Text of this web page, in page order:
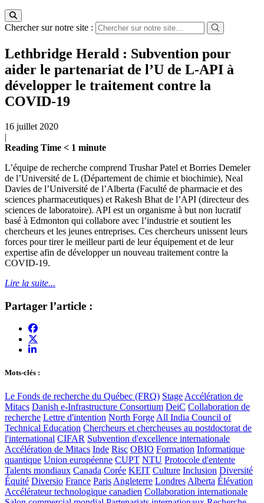
Chercher sur notre site :
Lethbridge Herald : Subvention pour
aider le partenariat de l’U de L-API à
développer le traitement contre la
COVID-19
16 juillet 2020
|
Reading Time < 1 minute
L’équipe de recherche comprend Trushar Patel et Borries Demeler
de l’Université de L (Département de chimie et biochimie), Neal
Davies de l’Université de l’Alberta (Faculté de pharmacie et des
sciences pharmaceutiques) et Rakesh Bhat de l’API (directeur des
sciences de laboratoire). API est un organisme à but non lucratif
basé à Edmonton qui collabore avec l’industrie et soutient les
chercheurs et les jeunes entreprises. Ces chercheurs unissent leurs
forces pour tirer le meilleur parti de leur équipement et de leur
expertise afin de développer un nouveau traitement contre la
COVID-19.
Lire la suite...
Partager l’article :
Mots-clés :
Le Fonds de recherche du Québec (FRQ) Stage Accélération de
Mitacs Danish e-Infrastructure Consortium DeiC Collaboration de
recherche Lettre d'intention North Forge All India Council of
Technical Education Chercheurs et chercheuses au postdoctorat de
l'international CIFAR Subvention d'excellence internationale
Accélération de Mitacs Inde Risc OBIO Formation Informatique
quantique Union européenne CUPT NTU Protocole d'entente
Talents mondiaux Canada Corée KEIT Culture Inclusion Diversité
Équité Diversio France Paris Angleterre Londres Alberta Élévation
Accélérateur technologique canadien Collaboration internationale